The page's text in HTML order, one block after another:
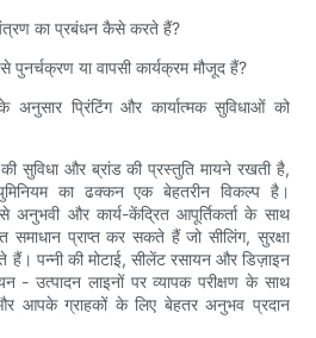
का प्रबंधन कैसे करते हैं?
या वापसी कार्यक्रम मौजूद हैं?
प्रिंटिंग और कार्यात्मक सुविधाओं को
की सुविधा और ब्रांड की प्रस्तुति मायने रखती है,
का ढक्कन एक बेहतरीन विकल्प है।
और कार्य-केंद्रित आपूर्तिकर्ता के साथ
समाधान प्राप्त कर सकते हैं जो सीलिंग, सुरक्षा
हैं। पन्नी की मोटाई, सीलेंट रसायन और डिज़ाइन
उत्पादन लाइनों पर व्यापक परीक्षण के साथ
आपके ग्राहकों के लिए बेहतर अनुभव प्रदान